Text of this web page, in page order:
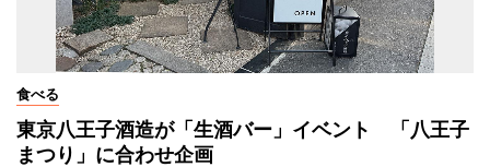
食べる
東京八王子酒造が「生酒バー」イベント 「八王子
まつり」に合わせ企画